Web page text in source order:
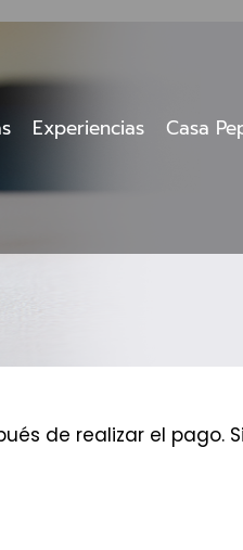
Experiencias Casa
de realizar el